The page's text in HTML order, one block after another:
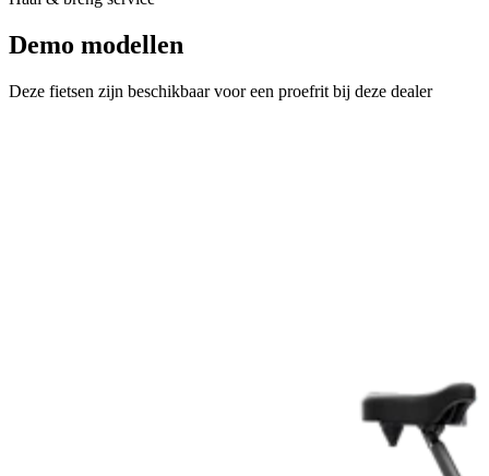
Demo modellen
Deze fietsen zijn beschikbaar voor een proefrit bij deze dealer